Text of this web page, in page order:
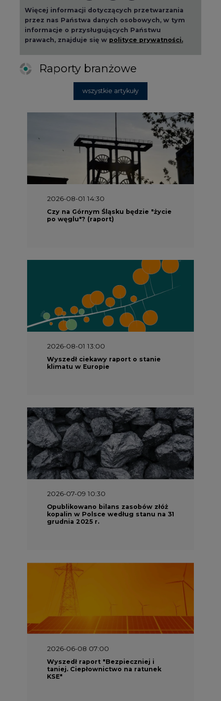
Więcej informacji dotyczących przetwarzania
przez nas Państwa danych osobowych, w tym
informacje o przysługujących Państwu
prawach, znajduje się w polityce prywatności.
Raporty branżowe
wszystkie artykuły
2026-08-01 14:30
Czy na Górnym Śląsku będzie "życie
po węglu"? (raport)
2026-08-01 13:00
Wyszedł ciekawy raport o stanie
klimatu w Europie
2026-07-09 10:30
Opublikowano bilans zasobów złóż
kopalin w Polsce według stanu na 31
grudnia 2025 r.
2026-06-08 07:00
Wyszedł raport "Bezpieczniej i
taniej. Ciepłownictwo na ratunek
KSE"